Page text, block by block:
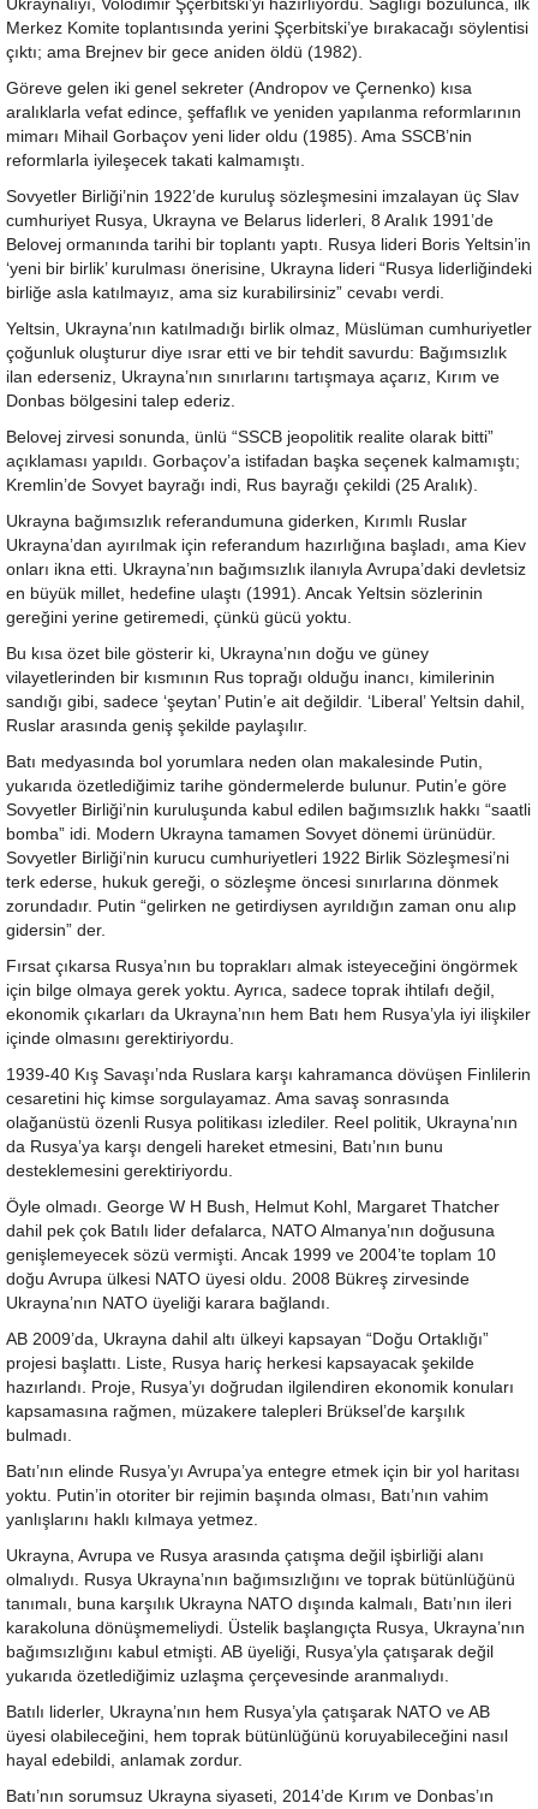
Ukraynalıyı, Volodimir Şçerbitski’yi hazırlıyordu. Sağlığı bozulunca, ilk
Merkez Komite toplantısında yerini Şçerbitski’ye bırakacağı söylentisi
çıktı; ama Brejnev bir gece aniden öldü (1982).
Göreve gelen iki genel sekreter (Andropov ve Çernenko) kısa
aralıklarla vefat edince, şeffaflık ve yeniden yapılanma reformlarının
mimarı Mihail Gorbaçov yeni lider oldu (1985). Ama SSCB’nin
reformlarla iyileşecek takati kalmamıştı.
Sovyetler Birliği’nin 1922’de kuruluş sözleşmesini imzalayan üç Slav
cumhuriyet Rusya, Ukrayna ve Belarus liderleri, 8 Aralık 1991’de
Belovej ormanında tarihi bir toplantı yaptı. Rusya lideri Boris Yeltsin’in
‘yeni bir birlik’ kurulması önerisine, Ukrayna lideri “Rusya liderliğindeki
birliğe asla katılmayız, ama siz kurabilirsiniz” cevabı verdi.
Yeltsin, Ukrayna’nın katılmadığı birlik olmaz, Müslüman cumhuriyetler
çoğunluk oluşturur diye ısrar etti ve bir tehdit savurdu: Bağımsızlık
ilan ederseniz, Ukrayna’nın sınırlarını tartışmaya açarız, Kırım ve
Donbas bölgesini talep ederiz.
Belovej zirvesi sonunda, ünlü “SSCB jeopolitik realite olarak bitti”
açıklaması yapıldı. Gorbaçov’a istifadan başka seçenek kalmamıştı;
Kremlin’de Sovyet bayrağı indi, Rus bayrağı çekildi (25 Aralık).
Ukrayna bağımsızlık referandumuna giderken, Kırımlı Ruslar
Ukrayna’dan ayırılmak için referandum hazırlığına başladı, ama Kiev
onları ikna etti. Ukrayna’nın bağımsızlık ilanıyla Avrupa’daki devletsiz
en büyük millet, hedefine ulaştı (1991). Ancak Yeltsin sözlerinin
gereğini yerine getiremedi, çünkü gücü yoktu.
Bu kısa özet bile gösterir ki, Ukrayna’nın doğu ve güney
vilayetlerinden bir kısmının Rus toprağı olduğu inancı, kimilerinin
sandığı gibi, sadece ‘şeytan’ Putin’e ait değildir. ‘Liberal’ Yeltsin dahil,
Ruslar arasında geniş şekilde paylaşılır.
Batı medyasında bol yorumlara neden olan makalesinde Putin,
yukarıda özetlediğimiz tarihe göndermelerde bulunur. Putin’e göre
Sovyetler Birliği’nin kuruluşunda kabul edilen bağımsızlık hakkı “saatli
bomba” idi. Modern Ukrayna tamamen Sovyet dönemi ürünüdür.
Sovyetler Birliği’nin kurucu cumhuriyetleri 1922 Birlik Sözleşmesi’ni
terk ederse, hukuk gereği, o sözleşme öncesi sınırlarına dönmek
zorundadır. Putin “gelirken ne getirdiysen ayrıldığın zaman onu alıp
gidersin” der.
Fırsat çıkarsa Rusya’nın bu toprakları almak isteyeceğini öngörmek
için bilge olmaya gerek yoktu. Ayrıca, sadece toprak ihtilafı değil,
ekonomik çıkarları da Ukrayna’nın hem Batı hem Rusya’yla iyi ilişkiler
içinde olmasını gerektiriyordu.
1939-40 Kış Savaşı’nda Ruslara karşı kahramanca dövüşen Finlilerin
cesaretini hiç kimse sorgulayamaz. Ama savaş sonrasında
olağanüstü özenli Rusya politikası izlediler. Reel politik, Ukrayna’nın
da Rusya’ya karşı dengeli hareket etmesini, Batı’nın bunu
desteklemesini gerektiriyordu.
Öyle olmadı. George W H Bush, Helmut Kohl, Margaret Thatcher
dahil pek çok Batılı lider defalarca, NATO Almanya’nın doğusuna
genişlemeyecek sözü vermişti. Ancak 1999 ve 2004’te toplam 10
doğu Avrupa ülkesi NATO üyesi oldu. 2008 Bükreş zirvesinde
Ukrayna’nın NATO üyeliği karara bağlandı.
AB 2009’da, Ukrayna dahil altı ülkeyi kapsayan “Doğu Ortaklığı”
projesi başlattı. Liste, Rusya hariç herkesi kapsayacak şekilde
hazırlandı. Proje, Rusya’yı doğrudan ilgilendiren ekonomik konuları
kapsamasına rağmen, müzakere talepleri Brüksel’de karşılık
bulmadı.
Batı’nın elinde Rusya’yı Avrupa’ya entegre etmek için bir yol haritası
yoktu. Putin’in otoriter bir rejimin başında olması, Batı’nın vahim
yanlışlarını haklı kılmaya yetmez.
Ukrayna, Avrupa ve Rusya arasında çatışma değil işbirliği alanı
olmalıydı. Rusya Ukrayna’nın bağımsızlığını ve toprak bütünlüğünü
tanımalı, buna karşılık Ukrayna NATO dışında kalmalı, Batı’nın ileri
karakoluna dönüşmemeliydi. Üstelik başlangıçta Rusya, Ukrayna’nın
bağımsızlığını kabul etmişti. AB üyeliği, Rusya’yla çatışarak değil
yukarıda özetlediğimiz uzlaşma çerçevesinde aranmalıydı.
Batılı liderler, Ukrayna’nın hem Rusya’yla çatışarak NATO ve AB
üyesi olabileceğini, hem toprak bütünlüğünü koruyabileceğini nasıl
hayal edebildi, anlamak zordur.
Batı’nın sorumsuz Ukrayna siyaseti, 2014’de Kırım ve Donbas’ın